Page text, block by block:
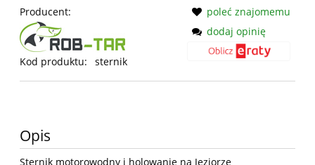
Producent:
Kod produktu: sternik
poleć znajomemu
dodaj opinię
Opis
Sternik motorowodny i holowanie na Jeziorze